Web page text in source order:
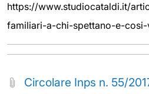
https://www.studiocataldi.it/
familiari-a-chi-spettano-e-cosi-
Circolare Inps n. 55/